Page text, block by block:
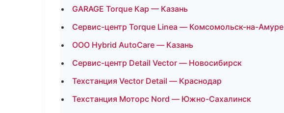
GARAGE Torque Кар — Казань
Сервис-центр Torque Linea — Комсомольск-на-Амуре
ООО Hybrid AutoCare — Казань
Сервис-центр Detail Vector — Новосибирск
Техстанция Vector Detail — Краснодар
Техстанция Моторс Nord — Южно-Сахалинск